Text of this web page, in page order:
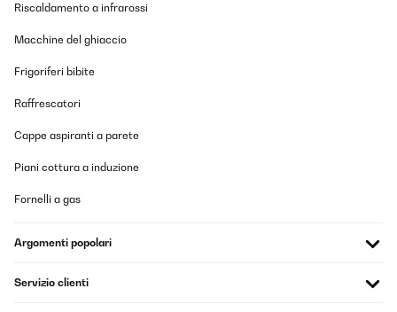
Super für Winterzeit
Amazon-Benutzer
Tradurre
Riscaldamento a infrarossi
Macchine del ghiaccio
Frigoriferi bibite
Raffrescatori
Cappe aspiranti a parete
Piani cottura a induzione
Fornelli a gas
Argomenti popolari
Servizio clienti